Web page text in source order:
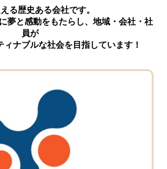
る歴史ある会社です。
夢と感動をもたらし、地域・会社・社
員が
ナブルな社会を目指しています！